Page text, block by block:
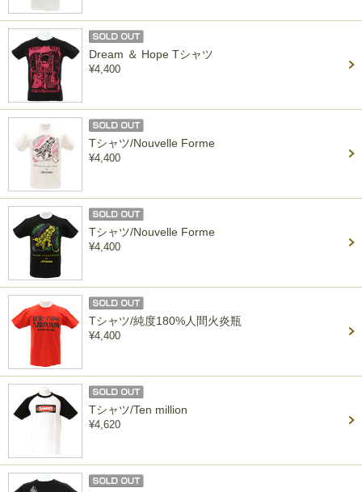
Dream ＆ Hope Tシャツ
¥4,400
Tシャツ/Nouvelle Forme
¥4,400
Tシャツ/Nouvelle Forme
¥4,400
Tシャツ/純度180%人間火炎瓶
¥4,400
Tシャツ/Ten million
¥4,620